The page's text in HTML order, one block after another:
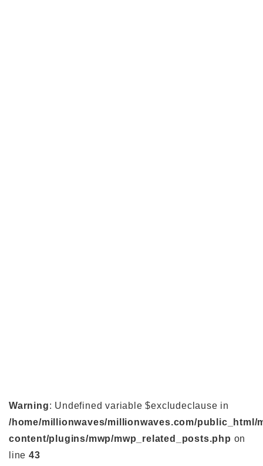
Warning: Undefined variable $excludeclause in
/home/millionwaves/millionwaves.com/public_html/
content/plugins/mwp/mwp_related_posts.php on
line 43